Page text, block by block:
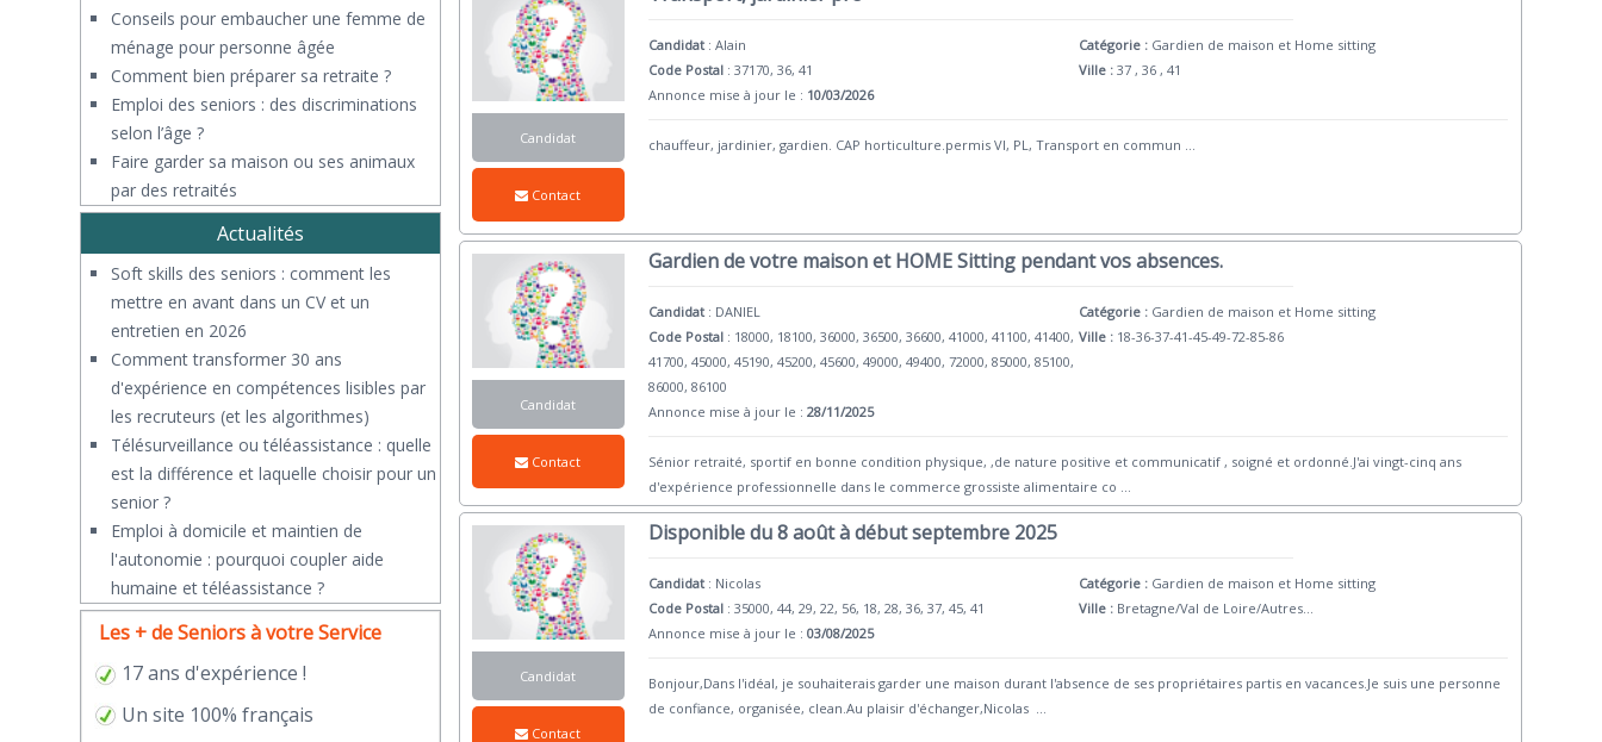
Candidat
Contact
Candidat :Alain
Code Postal : 37170, 36, 41
Annonce mise à jour le : 10/03/2026
Catégorie : Gardien de maison et Home sitting
Ville : 37 , 36 , 41
chauffeur, jardinier, gardien. CAP horticulture.permis Vl, PL, Transport en commun ...
Candidat
Contact
Gardien de votre maison et HOME Sitting pendant vos absences.
Candidat : DANIEL
Code Postal : 18000, 18100, 36000, 36500, 36600, 41000, 41100, 41400,
41700, 45000, 45190, 45200, 45600, 49000, 49400, 72000, 85000, 85100,
86000, 86100
Annonce mise à jour le :28/11/2025
Catégorie : Gardien de maison et Home sitting
Ville : 18-36-37-41-45-49-72-85-86
Sénior retraité, sportif en bonne condition physique, ,de nature positive et communicatif , soigné et ordonné.J'ai vingt-cinq ans
d'expérience professionnelle dans le commerce grossiste alimentaire co
Candidat
Contact
Disponible du 8 août à début septembre 2025
Candidat : Nicolas
Code Postal : 35000, 44, 29, 22, 56, 18, 28, 36, 37, 45, 41
Annonce mise à jour le :03/08/2025
Catégorie : Gardien de maison et Home sitting
Ville : Bretagne/Val de Loire/Autres...
Bonjour,Dans l'idéal, je souhaiterais garder une maison durant l'absence de ses propriétaires partis en vacances.Je suis une personne
de confiance, organisée, clean.Au plaisir d'échanger,Nicolas
Conseils pour embaucher une femme de
ménage pour personne âgée
Comment bien préparer sa retraite ?
Emploi des seniors : des discriminations
selon l’âge ?
Faire garder sa maison ou ses animaux
par des retraités
Actualités
Soft skills des seniors : comment les
mettre en avant dans un CV et un
entretien en 2026
Comment transformer 30 ans
d'expérience en compétences lisibles par
les recruteurs (et les algorithmes)
Télésurveillance ou téléassistance : quelle
est la différence et laquelle choisir pour un
senior ?
​Emploi à domicile et maintien de
l'autonomie : pourquoi coupler aide
humaine et téléassistance ?
Les + de Seniors à votre Service
17 ans d'expérience !
Un site 100% français